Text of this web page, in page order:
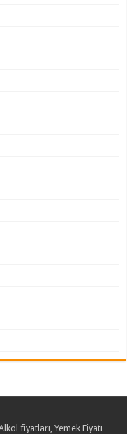
fiyatları, Yemek Fiyatı